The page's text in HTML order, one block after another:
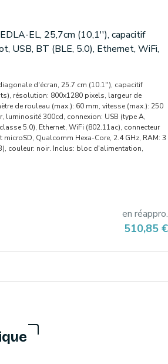
EL, 25,7cm (10,1''), capacitif
USB, BT (BLE, 5.0), Ethernet, WiFi,
d'écran, 25.7 cm (10.1''), capacitif
résolution: 800x1280 pixels, largeur de
de rouleau (max.): 60 mm, vitesse (max.): 250
luminosité 300cd, connexion: USB (type A,
5.0), Ethernet, WiFi (802.11ac), connecteur
microSD, Qualcomm Hexa-Core, 2.4 GHz, RAM: 3
couleur: noir. Inclus: bloc d'alimentation,
en réappro.
Prix
510,85 €